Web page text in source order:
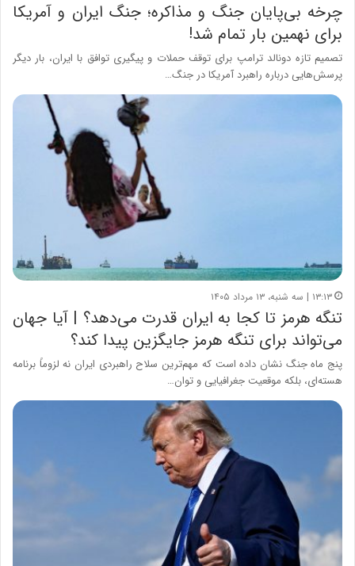
چرخه بی‌پایان جنگ و مذاکره؛ جنگ ایران و آمریکا
برای نهمین بار تمام شد!
تصمیم تازه دونالد ترامپ برای توقف حملات و پیگیری توافق با ایران، بار دیگر
پرسش‌هایی درباره راهبرد آمریکا در جنگ…
۱۳:۱۳ | سه شنبه، ۱۳ مرداد ۱۴۰۵
تنگه هرمز تا کجا به ایران قدرت می‌دهد؟ | آیا جهان
می‌تواند برای تنگه هرمز جایگزین پیدا کند؟
پنج ماه جنگ نشان داده است که مهم‌ترین سلاح راهبردی ایران نه لزوماً برنامه
هسته‌ای، بلکه موقعیت جغرافیایی و توان…